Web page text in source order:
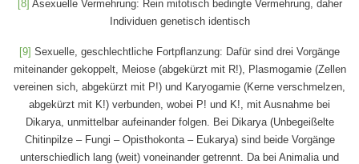
[8] Asexuelle Vermehrung: Rein mitotisch bedingte Vermehrung, daher
Individuen genetisch identisch
[9] Sexuelle, geschlechtliche Fortpflanzung: Dafür sind drei Vorgänge
miteinander gekoppelt, Meiose (abgekürzt mit R!), Plasmogamie (Zellen
vereinen sich, abgekürzt mit P!) und Karyogamie (Kerne verschmelzen,
abgekürzt mit K!) verbunden, wobei P! und K!, mit Ausnahme bei
Dikarya, unmittelbar aufeinander folgen. Bei Dikarya (Unbegeißelte
Chitinpilze – Fungi – Opisthokonta – Eukarya) sind beide Vorgänge
unterschiedlich lang (weit) voneinander getrennt. Da bei Animalia und